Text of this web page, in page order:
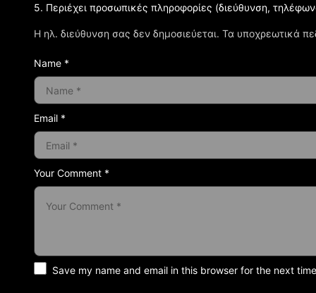
Η ηλ. διεύθυνση σας δεν δημοσιεύεται. Τα υποχρεωτικά
Your Comment *
5. Περιέχει προσωπικές πληροφορίες (διεύθυνση,
Name *
Email *
Save my name and email in this browser for the next